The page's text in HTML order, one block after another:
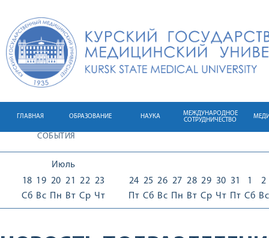
ГЛАВНАЯ ОБРАЗОВАНИЕ НАУКА
МЕЖДУНАРОДНОЕ
СОТРУДНИЧЕСТВО
СОБЫТИЯ
Июль
18
Сб
19
Вс
20
Пн
21
Вт
22
Ср
23
Чт
24
Пт
25
Сб
26
Вс
27
Пн
28
Вт
29
Ср
30
Чт
31
Пт
1
Сб
2
Вс